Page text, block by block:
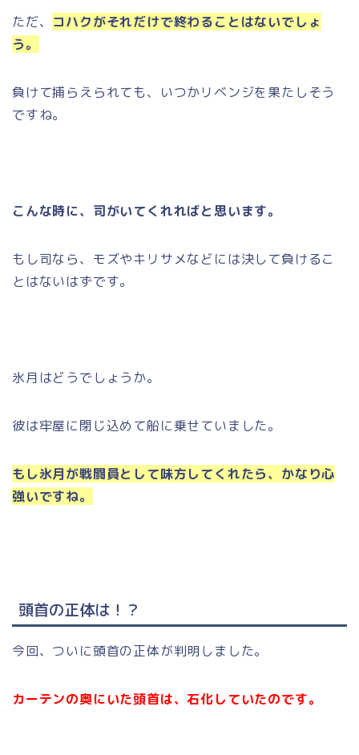
ただ、 コハクがそれだけで終わることはないでしょ
う。
負けて捕らえられても、いつかリベンジを果たしそう
ですね。
こんな時に、司がいてくれればと思います。
もし司なら、モズやキリサメなどには決して負けるこ
とはないはずです。
氷月はどうでしょうか。
彼は牢屋に閉じ込めて船に乗せていました。
もし氷月が戦闘員として味方してくれたら、かなり心
強いですね。
頭首の正体は！？
今回、ついに頭首の正体が判明しました。
カーテンの奥にいた頭首は、石化していたのです。